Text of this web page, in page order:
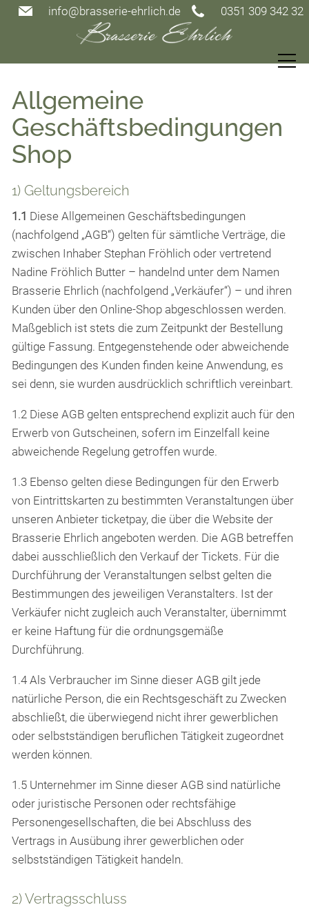
0351 309 342 32
info@brasserie-ehrlich.de
Speisekarte
Restaurant
Gutscheine
Warenkorb
AGB
Events
Gästezimmer
Ehrliche Feinkost
Über uns
Kontakt
Allgemeine
Geschäftsbedingungen
Shop
1) Geltungsbereich
1.1 Diese Allgemeinen Geschäftsbedingungen
(nachfolgend „AGB“) gelten für sämtliche Verträge, die
zwischen Inhaber Stephan Fröhlich oder vertretend
Nadine Fröhlich Butter – handelnd unter dem Namen
Brasserie Ehrlich (nachfolgend „Verkäufer“) – und ihren
Kunden über den Online-Shop abgeschlossen werden.
Maßgeblich ist stets die zum Zeitpunkt der Bestellung
gültige Fassung. Entgegenstehende oder abweichende
Bedingungen des Kunden finden keine Anwendung, es
sei denn, sie wurden ausdrücklich schriftlich vereinbart.
1.2 Diese AGB gelten entsprechend explizit auch für den
Erwerb von Gutscheinen, sofern im Einzelfall keine
abweichende Regelung getroffen wurde.
1.3 Ebenso gelten diese Bedingungen für den Erwerb
von Eintrittskarten zu bestimmten Veranstaltungen über
unseren Anbieter ticketpay, die über die Website der
Brasserie Ehrlich angeboten werden. Die AGB betreffen
dabei ausschließlich den Verkauf der Tickets. Für die
Durchführung der Veranstaltungen selbst gelten die
Bestimmungen des jeweiligen Veranstalters. Ist der
Verkäufer nicht zugleich auch Veranstalter, übernimmt
er keine Haftung für die ordnungsgemäße
Durchführung.
1.4 Als Verbraucher im Sinne dieser AGB gilt jede
natürliche Person, die ein Rechtsgeschäft zu Zwecken
abschließt, die überwiegend nicht ihrer gewerblichen
oder selbstständigen beruflichen Tätigkeit zugeordnet
werden können.
1.5 Unternehmer im Sinne dieser AGB sind natürliche
oder juristische Personen oder rechtsfähige
Personengesellschaften, die bei Abschluss des
Vertrags in Ausübung ihrer gewerblichen oder
selbstständigen Tätigkeit handeln.
2) Vertragsschluss